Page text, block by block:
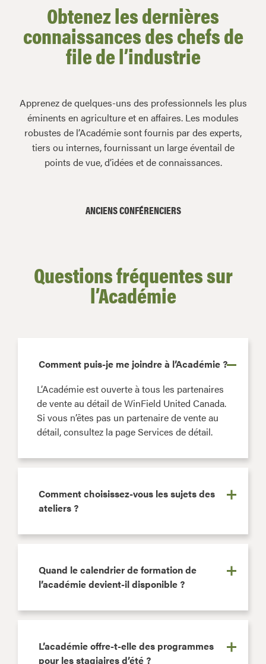
Obtenez les dernières
connaissances des chefs de
file de l’industrie
Apprenez de quelques-uns des professionnels les plus
éminents en agriculture et en affaires. Les modules
robustes de l’Académie sont fournis par des experts,
tiers ou internes, fournissant un large éventail de
points de vue, d’idées et de connaissances.
ANCIENS CONFÉRENCIERS
Questions fréquentes sur
l’Académie
Comment puis-je me joindre à l’Académie ?
L’Académie est ouverte à tous les partenaires
de vente au détail de WinField United Canada.
Si vous n’êtes pas un partenaire de vente au
détail, consultez la page Services de détail.
Comment choisissez-vous les sujets des
ateliers ?
Quand le calendrier de formation de
l’académie devient-il disponible ?
L’académie offre-t-elle des programmes
pour les stagiaires d’été ?